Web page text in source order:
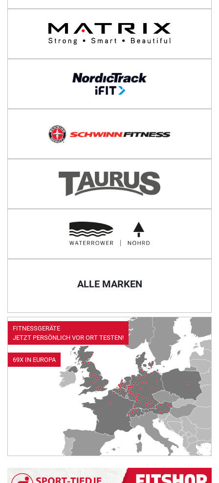
ALLE MARKEN
FITNESSGERÄTE
JETZT PERSÖNLICH VOR ORT TESTEN!
69X IN EUROPA